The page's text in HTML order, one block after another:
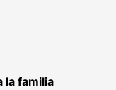
la familia